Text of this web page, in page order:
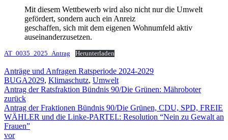
Mit diesem Wettbewerb wird also nicht nur die Umwelt
gefördert, sondern auch ein Anreiz
geschaffen, sich mit dem eigenen Wohnumfeld aktiv
auseinanderzusetzen.
AT_0035_2025_Antrag Herunterladen
Anträge und Anfragen Ratsperiode 2024-2029
BUGA2029, Klimaschutz, Umwelt
Antrag der Ratsfraktion Bündnis 90/Die Grünen: Mähroboter
zurück
Antrag der Fraktionen Bündnis 90/Die Grünen, CDU, SPD, FREIE
WÄHLER und die Linke-PARTEI.: Resolution “Nein zu Gewalt an
Frauen”
vor